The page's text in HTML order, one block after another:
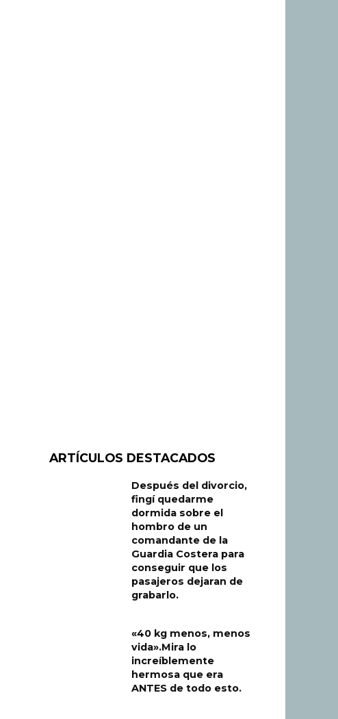
ARTÍCULOS DESTACADOS
Después del divorcio,
fingí quedarme
dormida sobre el
hombro de un
comandante de la
Guardia Costera para
conseguir que los
pasajeros dejaran de
grabarlo.
«40 kg menos, menos
vida».Mira lo
increíblemente
hermosa que era
ANTES de todo esto.